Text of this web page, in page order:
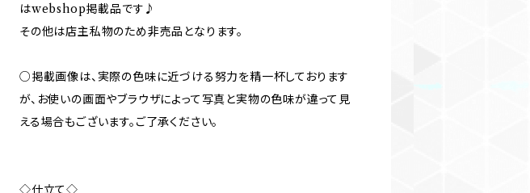
はwebshop掲載品です♪
その他は店主私物のため非売品となります。
○掲載画像は、実際の色味に近づける努力を精一杯しております
が、お使いの画面やブラウザによって写真と実物の色味が違って見
える場合もございます。ご了承ください。
◇仕立て◇